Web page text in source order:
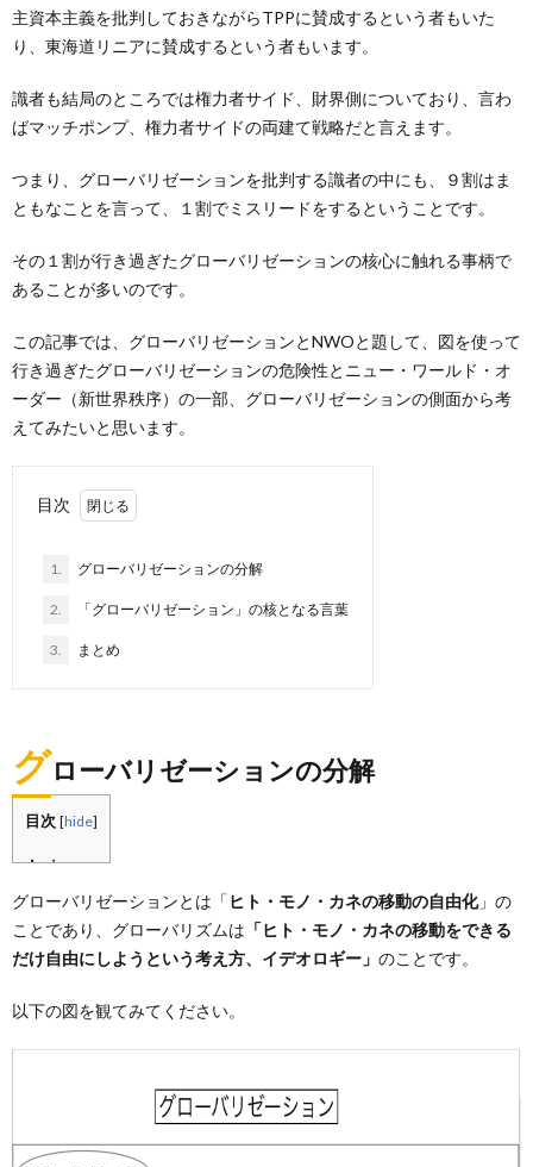
主資本主義を批判しておきながらTPPに賛成するという者もいた
り、東海道リニアに賛成するという者もいます。
識者も結局のところでは権力者サイド、財界側についており、言わ
ばマッチポンプ、権力者サイドの両建て戦略だと言えます。
つまり、グローバリゼーションを批判する識者の中にも、９割はま
ともなことを言って、１割でミスリードをするということです。
その１割が行き過ぎたグローバリゼーションの核心に触れる事柄で
あることが多いのです。
この記事では、グローバリゼーションとNWOと題して、図を使って
行き過ぎたグローバリゼーションの危険性とニュー・ワールド・オ
ーダー（新世界秩序）の一部、グローバリゼーションの側面から考
えてみたいと思います。
目次
1. グローバリゼーションの分解
2. 「グローバリゼーション」の核となる言葉
3. まとめ
グローバリゼーションの分解
目次 [hide]
グローバリゼーションとは「ヒト・モノ・カネの移動の自由化」の
ことであり、グローバリズムは 「ヒト・モノ・カネの移動をできる
だけ自由にしようという考え方、イデオロギー」 のことです。
以下の図を観てみてください。